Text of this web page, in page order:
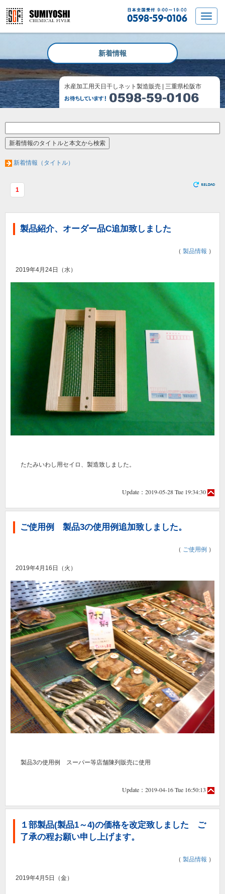
水産加工用天日干しネット製造販売 | 三重県松阪市
新着情報
新着情報（タイトル）
1
製品紹介、オーダー品C追加致しました
（ 製品情報 ）
2019年4月24日（水）
たたみいわし用セイロ、製造致しました。
Update：2019-05-28 Tue 19:34:30
ご使用例 製品3の使用例追加致しました。
（ ご使用例 ）
2019年4月16日（火）
製品3の使用例 スーパー等店舗陳列販売に使用
Update：2019-04-16 Tue 16:50:13
１部製品(製品1～4)の価格を改定致しました ご
了承の程お願い申し上げます。
（ 製品情報 ）
2019年4月5日（金）